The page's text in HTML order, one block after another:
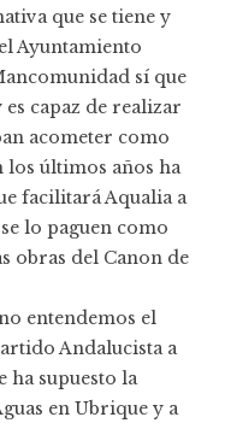
que se tiene y
Ayuntamiento
sí que
capaz de realizar
acometer como
los últimos años ha
facilitará Aqualia a
lo paguen como
obras del Canon de
entendemos el
Andalucista a
ha supuesto la
en Ubrique y a